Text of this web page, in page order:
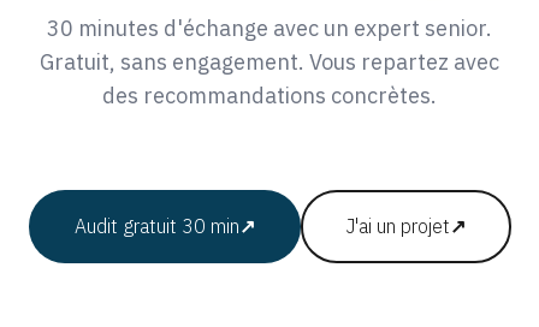
30 minutes d'échange avec un expert senior.
Gratuit, sans engagement. Vous repartez avec
des recommandations concrètes.
Audit gratuit 30 min↗ J'ai un projet↗